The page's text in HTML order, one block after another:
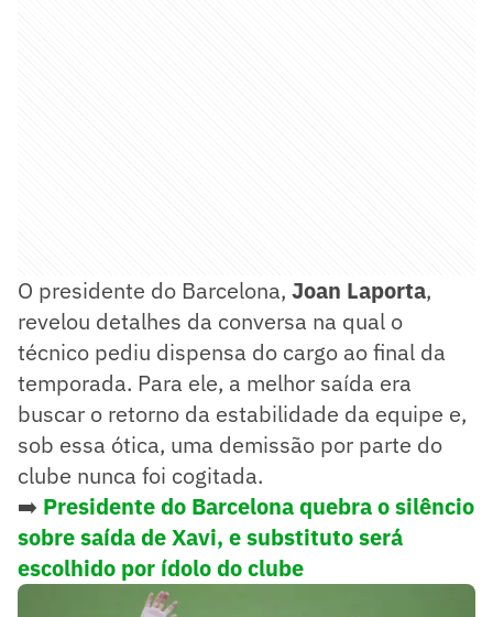
O presidente do Barcelona, Joan Laporta,
revelou detalhes da conversa na qual o
técnico pediu dispensa do cargo ao final da
temporada. Para ele, a melhor saída era
buscar o retorno da estabilidade da equipe e,
sob essa ótica, uma demissão por parte do
clube nunca foi cogitada.
➡️ Presidente do Barcelona quebra o silêncio
sobre saída de Xavi, e substituto será
escolhido por ídolo do clube